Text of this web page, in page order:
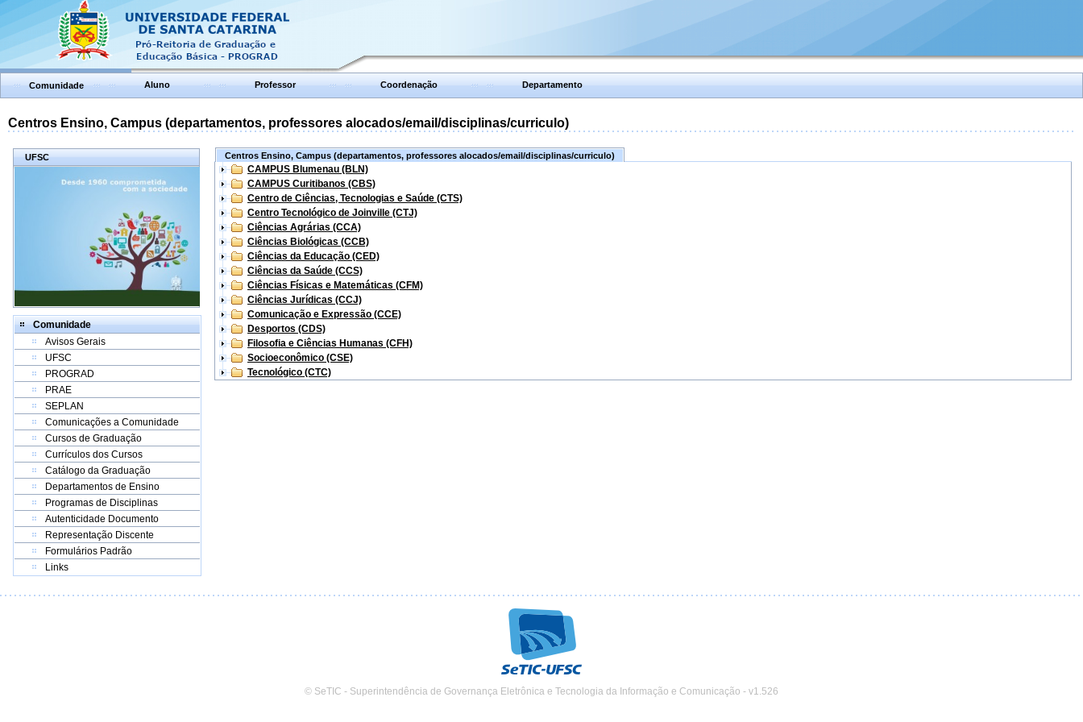
Comunidade Aluno Professor Coordenação Departamento
Centros Ensino, Campus (departamentos, professores alocados/email/disciplinas/curriculo)
UFSC
Comunidade
Avisos Gerais
UFSC
PROGRAD
PRAE
SEPLAN
Comunicações a Comunidade
Cursos de Graduação
Currículos dos Cursos
Catálogo da Graduação
Departamentos de Ensino
Programas de Disciplinas
Autenticidade Documento
Representação Discente
Formulários Padrão
Links
Centros Ensino, Campus (departamentos, professores alocados/email/disciplinas/curriculo)
CAMPUS Blumenau (BLN)
CAMPUS Curitibanos (CBS)
Centro de Ciências, Tecnologias e Saúde (CTS)
Centro Tecnológico de Joinville (CTJ)
Ciências Agrárias (CCA)
Ciências Biológicas (CCB)
Ciências da Educação (CED)
Ciências da Saúde (CCS)
Ciências Físicas e Matemáticas (CFM)
Ciências Jurídicas (CCJ)
Comunicação e Expressão (CCE)
Desportos (CDS)
Filosofia e Ciências Humanas (CFH)
Socioeconômico (CSE)
Tecnológico (CTC)
© SeTIC - Superintendência de Governança Eletrônica e Tecnologia da Informação e Comunicação - v1.526